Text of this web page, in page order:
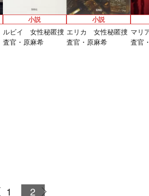
小説
ルビイ 女性秘匿捜
査官・原麻希
小説
エリカ 女性秘匿捜
査官・原麻希
マリ
査官
1 2